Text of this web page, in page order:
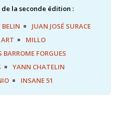
de la seconde édition :
BELIN
JUAN JOSÉ SURACE
MILLO
BARROME FORGUES
YANN CHATELIN
INSANE 51